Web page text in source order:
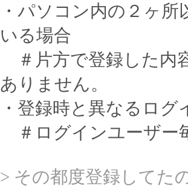
・パソコン内の２ヶ
いる場合
＃片方で登録した内
ありません。
・登録時と異なるロ
＃ログインユーザー
> その都度登録してた